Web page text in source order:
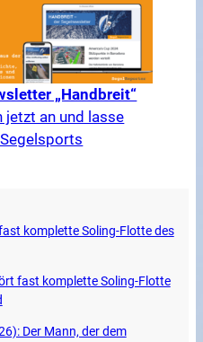
„Handbreit“
jetzt an und lasse
komplette Soling-Flotte des
fast komplette Soling-Flotte
Der Mann, der dem